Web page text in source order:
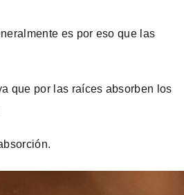
es por eso que las
que por las raíces absorben los